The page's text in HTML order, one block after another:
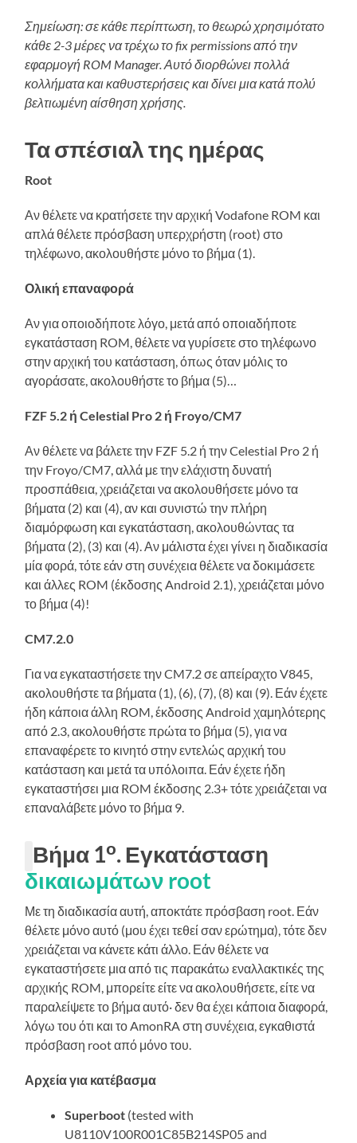
Σημείωση: σε κάθε περίπτωση, το θεωρώ χρησιμότατο
κάθε 2-3 μέρες να τρέχω το fix permissions από την
εφαρμογή ROM Manager. Αυτό διορθώνει πολλά
κολλήματα και καθυστερήσεις και δίνει μια κατά πολύ
βελτιωμένη αίσθηση χρήσης.
Τα σπέσιαλ της ημέρας
Root
Αν θέλετε να κρατήσετε την αρχική Vodafone ROM και
απλά θέλετε πρόσβαση υπερχρήστη (root) στο
τηλέφωνο, ακολουθήστε μόνο το βήμα (1).
Ολική επαναφορά
Αν για οποιοδήποτε λόγο, μετά από οποιαδήποτε
εγκατάσταση ROM, θέλετε να γυρίσετε στο τηλέφωνο
στην αρχική του κατάσταση, όπως όταν μόλις το
αγοράσατε, ακολουθήστε το βήμα (5)…
FZF 5.2 ή Celestial Pro 2 ή Froyo/CM7
Αν θέλετε να βάλετε την FZF 5.2 ή την Celestial Pro 2 ή
την Froyo/CM7, αλλά με την ελάχιστη δυνατή
προσπάθεια, χρειάζεται να ακολουθήσετε μόνο τα
βήματα (2) και (4), αν και συνιστώ την πλήρη
διαμόρφωση και εγκατάσταση, ακολουθώντας τα
βήματα (2), (3) και (4). Αν μάλιστα έχει γίνει η διαδικασία
μία φορά, τότε εάν στη συνέχεια θέλετε να δοκιμάσετε
και άλλες ROM (έκδοσης Android 2.1), χρειάζεται μόνο
το βήμα (4)!
CM7.2.0
Για να εγκαταστήσετε την CM7.2 σε απείραχτο V845,
ακολουθήστε τα βήματα (1), (6), (7), (8) και (9). Εάν έχετε
ήδη κάποια άλλη ROM, έκδοσης Android χαμηλότερης
από 2.3, ακολουθήστε πρώτα το βήμα (5), για να
επαναφέρετε το κινητό στην εντελώς αρχική του
κατάσταση και μετά τα υπόλοιπα. Εάν έχετε ήδη
εγκαταστήσει μια ROM έκδοσης 2.3+ τότε χρειάζεται να
επαναλάβετε μόνο το βήμα 9.
Βήμα 1ο. Εγκατάσταση
δικαιωμάτων root
Με τη διαδικασία αυτή, αποκτάτε πρόσβαση root. Εάν
θέλετε μόνο αυτό (μου έχει τεθεί σαν ερώτημα), τότε δεν
χρειάζεται να κάνετε κάτι άλλο. Εάν θέλετε να
εγκαταστήσετε μια από τις παρακάτω εναλλακτικές της
αρχικής ROM, μπορείτε είτε να ακολουθήσετε, είτε να
παραλείψετε το βήμα αυτό· δεν θα έχει κάποια διαφορά,
λόγω του ότι και το AmonRA στη συνέχεια, εγκαθιστά
πρόσβαση root από μόνο του.
Αρχεία για κατέβασμα
Superboot (tested with
U8110V100R001C85B214SP05 and